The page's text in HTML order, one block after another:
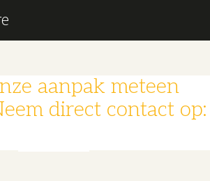
aanpak meteen
direct contact op: